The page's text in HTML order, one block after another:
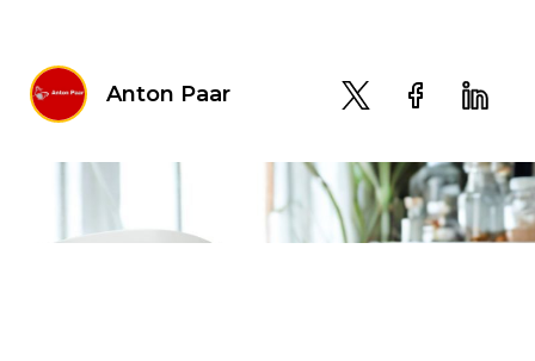
Anton Paar